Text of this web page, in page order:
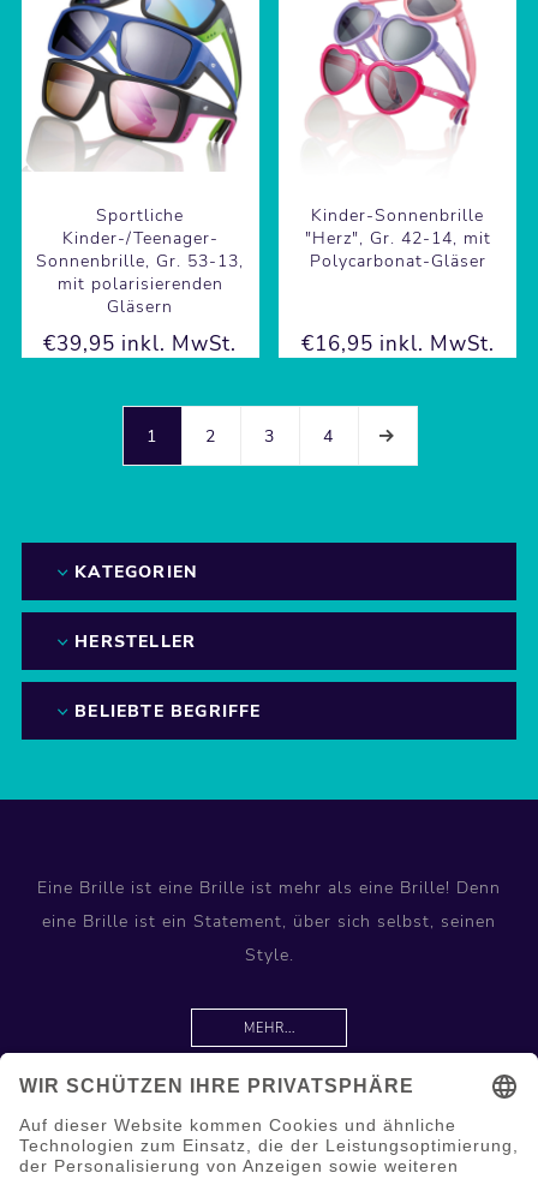
Sportliche
Kinder-/Teenager-
Sonnenbrille, Gr. 53-13,
mit polarisierenden
Gläsern
€39,95 inkl. MwSt.
Kinder-Sonnenbrille
"Herz", Gr. 42-14, mit
Polycarbonat-Gläser
€16,95 inkl. MwSt.
1 2 3 4
KATEGORIEN
HERSTELLER
BELIEBTE BEGRIFFE
Eine Brille ist eine Brille ist mehr als eine Brille! Denn
eine Brille ist ein Statement, über sich selbst, seinen
Style.
MEHR...
Information